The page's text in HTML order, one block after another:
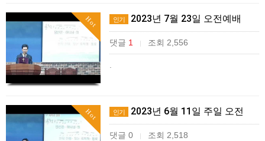
Hot 인기 2023년 7월 23일 오전예배
댓글 1 조회 2,556
.
Hot 인기 2023년 6월 11일 주일 오전
댓글 0 조회 2,518